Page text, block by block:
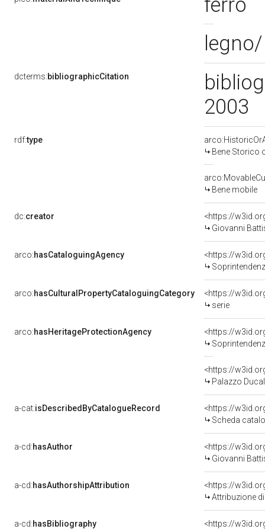
ferro
dcterms:bibliographicCitation
2003
rdf:type
Bene Storico
Bene mobile
dc:creator
<https://
Giovanni
arco:hasCataloguingAgency
<https://
arco:hasCulturalPropertyCataloguingCategory
<https://
serie
arco:hasHeritageProtectionAgency
<https://
<https://
Palazzo
a-cat:isDescribedByCatalogueRecord
<https://
Scheda
a-cd:hasAuthor
<https://
Giovanni
a-cd:hasAuthorshipAttribution
<https://
Attribuzione
a-cd:hasBibliography
<https://